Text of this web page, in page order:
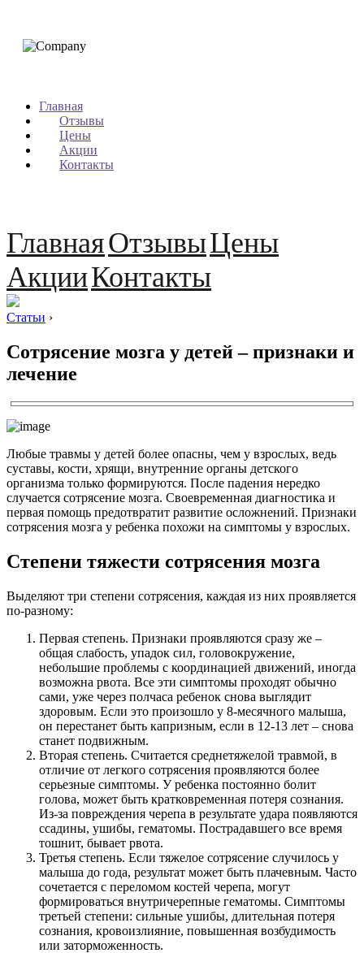
Главная
Отзывы
Цены
Акции
Контакты
ГлавнаяОтзывыЦены
АкцииКонтакты
Статьи ›
Сотрясение мозга у детей – признаки и
лечение
Любые травмы у детей более опасны, чем у взрослых, ведь
суставы, кости, хрящи, внутренние органы детского
организма только формируются. После падения нередко
случается сотрясение мозга. Своевременная диагностика и
первая помощь предотвратит развитие осложнений. Признаки
сотрясения мозга у ребенка похожи на симптомы у взрослых.
Степени тяжести сотрясения мозга
Выделяют три степени сотрясения, каждая из них проявляется
по-разному:
Первая степень. Признаки проявляются сразу же –
общая слабость, упадок сил, головокружение,
небольшие проблемы с координацией движений, иногда
возможна рвота. Все эти симптомы проходят обычно
сами, уже через полчаса ребенок снова выглядит
здоровым. Если это произошло у 8-месячного малыша,
он перестанет быть капризным, если в 12-13 лет – снова
станет подвижным.
Вторая степень. Считается среднетяжелой травмой, в
отличие от легкого сотрясения проявляются более
серьезные симптомы. У ребенка постоянно болит
голова, может быть кратковременная потеря сознания.
Из-за повреждения черепа в результате удара появляются
ссадины, ушибы, гематомы. Пострадавшего все время
тошнит, бывает рвота.
Третья степень. Если тяжелое сотрясение случилось у
малыша до года, результат может быть плачевным. Часто
сочетается с переломом костей черепа, могут
формироваться внутричерепные гематомы. Симптомы
третьей степени: сильные ушибы, длительная потеря
сознания, кровоизлияние, повышенная возбудимость
или заторможенность.